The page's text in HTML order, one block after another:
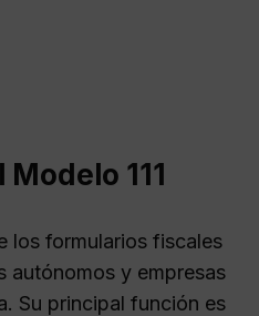
111
los formularios fiscales
autónomos y empresas
Su principal función es